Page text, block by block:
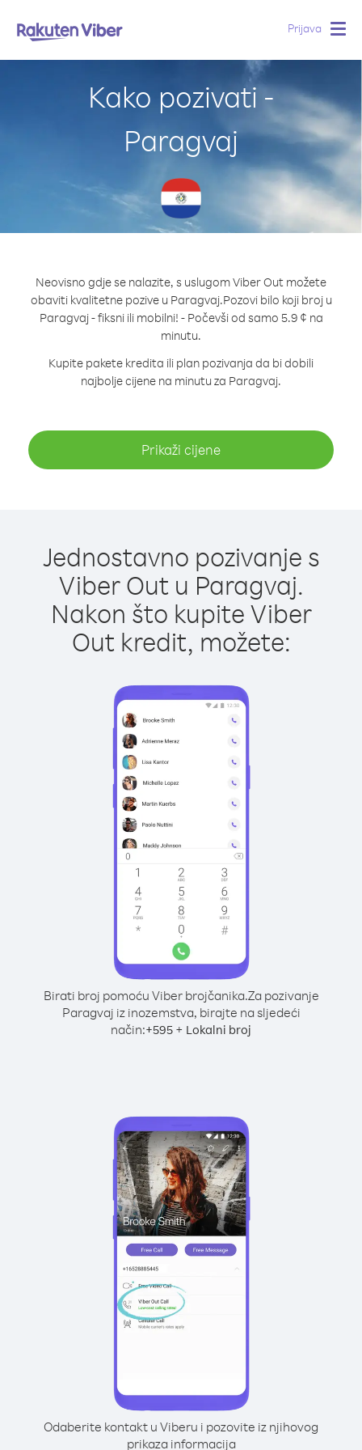
Prijava
Kako pozivati -
Paragvaj
Neovisno gdje se nalazite, s uslugom Viber Out možete
obaviti kvalitetne pozive u Paragvaj.Pozovi bilo koji broj u
Paragvaj - fiksni ili mobilni! - Počevši od samo 5.9 ¢ na
minutu.
Kupite pakete kredita ili plan pozivanja da bi dobili
najbolje cijene na minutu za Paragvaj.
Prikaži cijene
Jednostavno pozivanje s
Viber Out u Paragvaj.
Nakon što kupite Viber
Out kredit, možete:
Birati broj pomoću Viber brojčanika.Za pozivanje
Paragvaj iz inozemstva, birajte na sljedeći
način:+595 + Lokalni broj
Odaberite kontakt u Viberu i pozovite iz njihovog
prikaza informacija